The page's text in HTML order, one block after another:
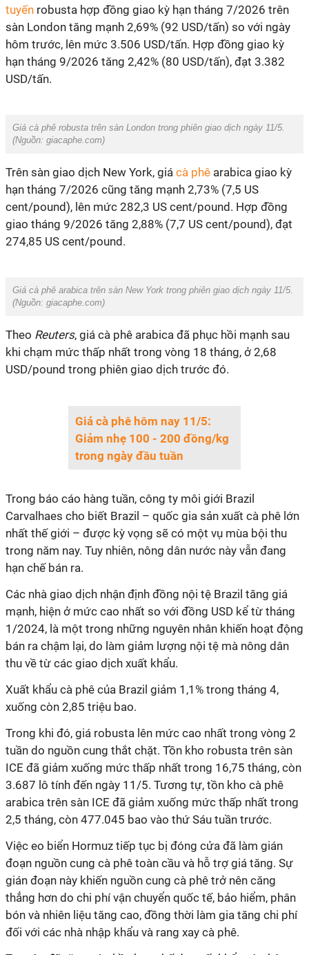
tuyến robusta hợp đồng giao kỳ hạn tháng 7/2026 trên
sàn London tăng mạnh 2,69% (92 USD/tấn) so với ngày
hôm trước, lên mức 3.506 USD/tấn. Hợp đồng giao kỳ
hạn tháng 9/2026 tăng 2,42% (80 USD/tấn), đạt 3.382
USD/tấn.
Giá cà phê robusta trên sàn London trong phiên giao dịch ngày 11/5.
(Nguồn: giacaphe.com)
Trên sàn giao dịch New York, giá cà phê arabica giao kỳ
hạn tháng 7/2026 cũng tăng mạnh 2,73% (7,5 US
cent/pound), lên mức 282,3 US cent/pound. Hợp đồng
giao tháng 9/2026 tăng 2,88% (7,7 US cent/pound), đạt
274,85 US cent/pound.
Giá cà phê arabica trên sàn New York trong phiên giao dịch ngày 11/5.
(Nguồn: giacaphe.com)
Theo Reuters, giá cà phê arabica đã phục hồi mạnh sau
khi chạm mức thấp nhất trong vòng 18 tháng, ở 2,68
USD/pound trong phiên giao dịch trước đó.
Giá cà phê hôm nay 11/5:
Giảm nhẹ 100 - 200 đồng/kg
trong ngày đầu tuần
Trong báo cáo hàng tuần, công ty môi giới Brazil
Carvalhaes cho biết Brazil – quốc gia sản xuất cà phê lớn
nhất thế giới – được kỳ vọng sẽ có một vụ mùa bội thu
trong năm nay. Tuy nhiên, nông dân nước này vẫn đang
hạn chế bán ra.
Các nhà giao dịch nhận định đồng nội tệ Brazil tăng giá
mạnh, hiện ở mức cao nhất so với đồng USD kể từ tháng
1/2024, là một trong những nguyên nhân khiến hoạt động
bán ra chậm lại, do làm giảm lượng nội tệ mà nông dân
thu về từ các giao dịch xuất khẩu.
Xuất khẩu cà phê của Brazil giảm 1,1% trong tháng 4,
xuống còn 2,85 triệu bao.
Trong khi đó, giá robusta lên mức cao nhất trong vòng 2
tuần do nguồn cung thắt chặt. Tồn kho robusta trên sàn
ICE đã giảm xuống mức thấp nhất trong 16,75 tháng, còn
3.687 lô tính đến ngày 11/5. Tương tự, tồn kho cà phê
arabica trên sàn ICE đã giảm xuống mức thấp nhất trong
2,5 tháng, còn 477.045 bao vào thứ Sáu tuần trước.
Việc eo biển Hormuz tiếp tục bị đóng cửa đã làm gián
đoạn nguồn cung cà phê toàn cầu và hỗ trợ giá tăng. Sự
gián đoạn này khiến nguồn cung cà phê trở nên căng
thẳng hơn do chi phí vận chuyển quốc tế, bảo hiểm, phân
bón và nhiên liệu tăng cao, đồng thời làm gia tăng chi phí
đối với các nhà nhập khẩu và rang xay cà phê.